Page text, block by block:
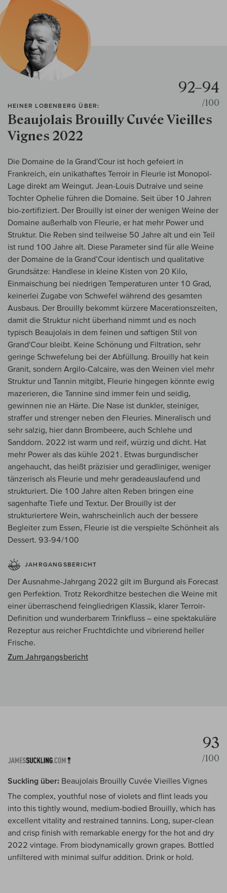
HEINER LOBENBERG ÜBER:
Beaujolais Brouilly Cuvée Vieilles
Vignes 2022
92–94
/100
Die Domaine de la Grand'Cour ist hoch gefeiert in
Frankreich, ein unikathaftes Terroir in Fleurie ist Monopol-
Lage direkt am Weingut. Jean-Louis Dutraive und seine
Tochter Ophelie führen die Domaine. Seit über 10 Jahren
bio-zertifiziert. Der Brouilly ist einer der wenigen Weine der
Domaine außerhalb von Fleurie, er hat mehr Power und
Struktur. Die Reben sind teilweise 50 Jahre alt und ein Teil
ist rund 100 Jahre alt. Diese Parameter sind für alle Weine
der Domaine de la Grand’Cour identisch und qualitative
Grundsätze: Handlese in kleine Kisten von 20 Kilo,
Einmaischung bei niedrigen Temperaturen unter 10 Grad,
keinerlei Zugabe von Schwefel während des gesamten
Ausbaus. Der Brouilly bekommt kürzere Macerationszeiten,
damit die Struktur nicht überhand nimmt und es noch
typisch Beaujolais in dem feinen und saftigen Stil von
Grand'Cour bleibt. Keine Schönung und Filtration, sehr
geringe Schwefelung bei der Abfüllung. Brouilly hat kein
Granit, sondern Argilo-Calcaire, was den Weinen viel mehr
Struktur und Tannin mitgibt, Fleurie hingegen könnte ewig
mazerieren, die Tannine sind immer fein und seidig,
gewinnen nie an Härte. Die Nase ist dunkler, steiniger,
straffer und strenger neben den Fleuries. Mineralisch und
sehr salzig, hier dann Brombeere, auch Schlehe und
Sanddorn. 2022 ist warm und reif, würzig und dicht. Hat
mehr Power als das kühle 2021. Etwas burgundischer
angehaucht, das heißt präzisier und geradliniger, weniger
tänzerisch als Fleurie und mehr geradeauslaufend und
strukturiert. Die 100 Jahre alten Reben bringen eine
sagenhafte Tiefe und Textur. Der Brouilly ist der
strukturiertere Wein, wahrscheinlich auch der bessere
Begleiter zum Essen, Fleurie ist die verspielte Schönheit als
Dessert. 93-94/100
JAHRGANGSBERICHT
Der Ausnahme-Jahrgang 2022 gilt im Burgund als Forecast
gen Perfektion. Trotz Rekordhitze bestechen die Weine mit
einer überraschend feingliedrigen Klassik, klarer Terroir-
Definition und wunderbarem Trinkfluss – eine spektakuläre
Rezeptur aus reicher Fruchtdichte und vibrierend heller
Frische.
Zum Jahrgangsbericht
93
/100
Suckling über: Beaujolais Brouilly Cuvée Vieilles Vignes
The complex, youthful nose of violets and flint leads you
into this tightly wound, medium-bodied Brouilly, which has
excellent vitality and restrained tannins. Long, super-clean
and crisp finish with remarkable energy for the hot and dry
2022 vintage. From biodynamically grown grapes. Bottled
unfiltered with minimal sulfur addition. Drink or hold.